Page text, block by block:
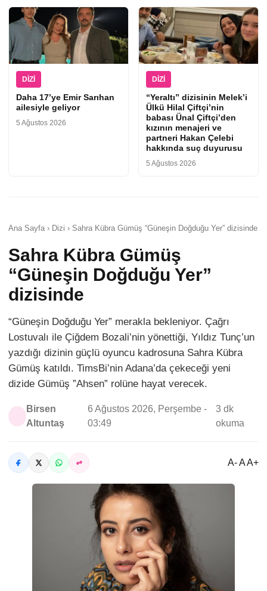
DIZI
Daha 17’ye Emir Sarıhan
ailesiyle geliyor
5 Ağustos 2026
DIZI
“Yeraltı” dizisinin Melek’i
Ülkü Hilal Çiftçi’nin
babası Ünal Çiftçi’den
kızının menajeri ve
partneri Hakan Çelebi
hakkında suç duyurusu
5 Ağustos 2026
Ana Sayfa › Dizi › Sahra Kübra Gümüş “Güneşin Doğduğu Yer” dizisinde
Sahra Kübra Gümüş
“Güneşin Doğduğu Yer”
dizisinde
“Güneşin Doğduğu Yer” merakla bekleniyor. Çağrı
Lostuvalı ile Çiğdem Bozali’nin yönettiği, Yıldız Tunç’un
yazdığı dizinin güçlü oyuncu kadrosuna Sahra Kübra
Gümüş katıldı. TimsBi’nin Adana’da çekeceği yeni
dizide Gümüş ”Ahsen” rolüne hayat verecek.
Birsen
Altuntaş
6 Ağustos 2026, Perşembe -
03:49
3 dk
okuma
A- A A+